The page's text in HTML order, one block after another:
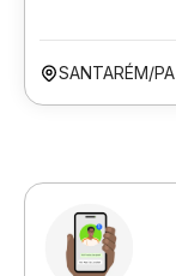
SANTARÉM/PA